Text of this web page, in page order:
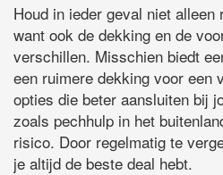
Houd in ieder geval niet
want ook de dekking en de
verschillen. Misschien biedt
een ruimere dekking voor een
opties die beter aansluiten bij
zoals pechhulp in het
risico. Door regelmatig te
je altijd de beste deal hebt.